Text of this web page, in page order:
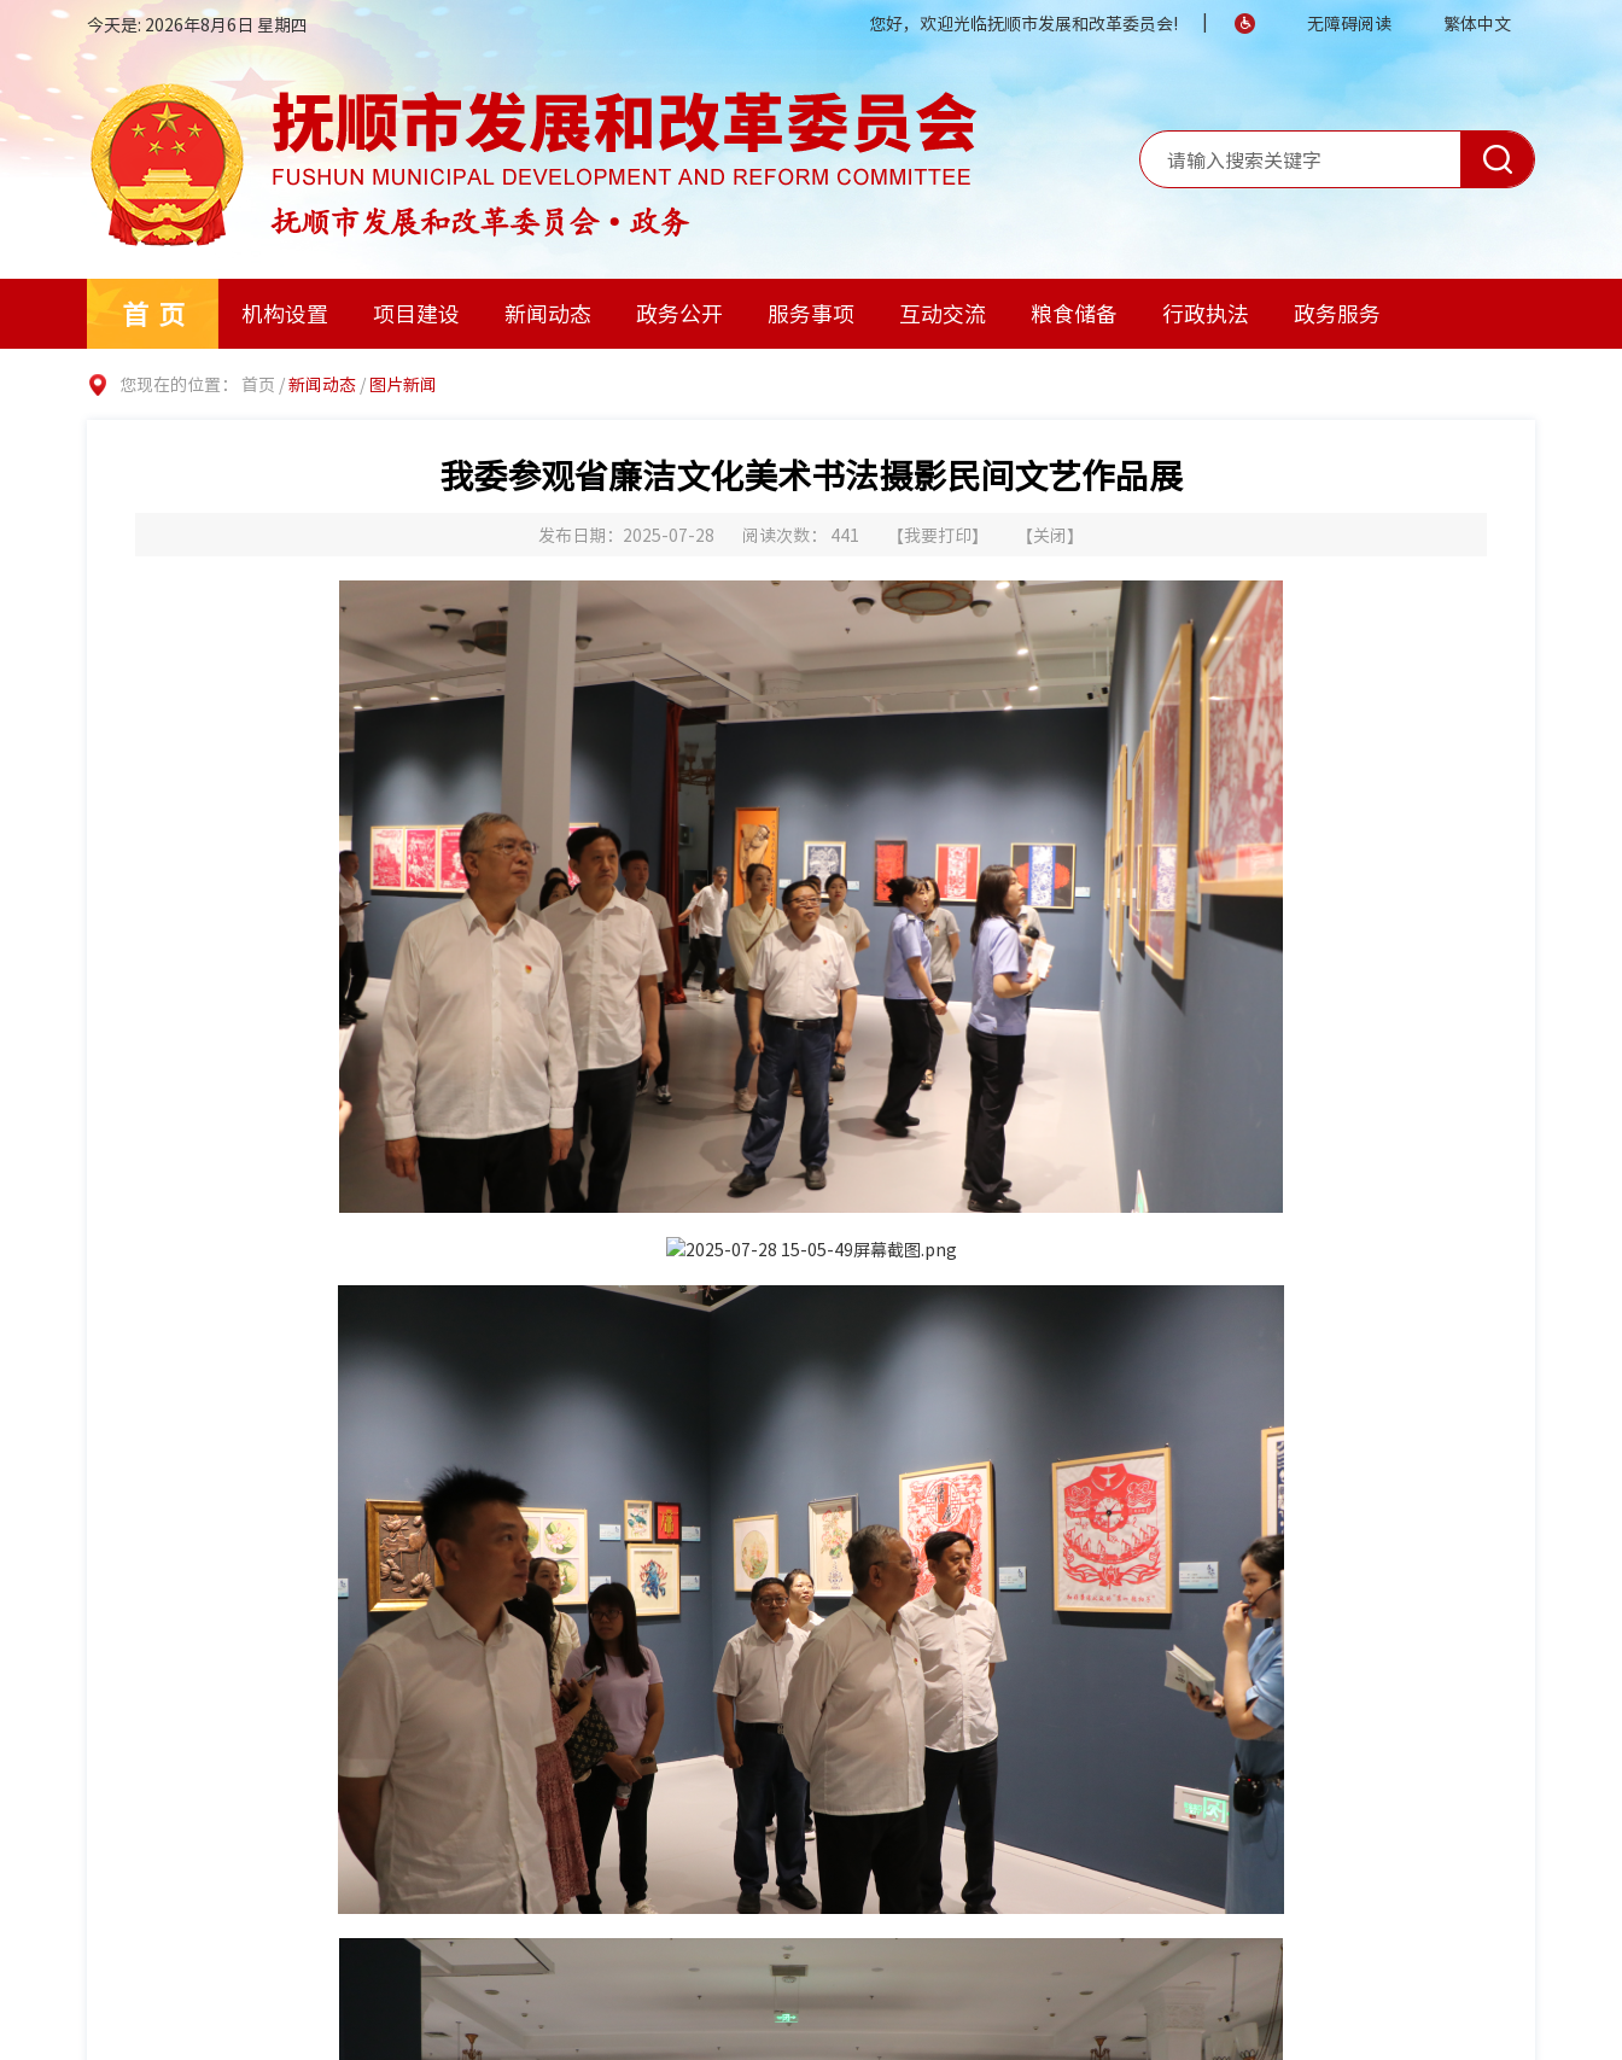
今天是: 2026年8月6日 星期四 您好，欢迎光临抚顺市发展和改革委员会! | 无障碍阅读 繁体中文
首页 机构设置 项目建设 新闻动态 政务公开 服务事项 互动交流 粮食储备 行政执法 政务服务
您现在的位置： 首页 /新闻动态 / 图片新闻
我委参观省廉洁文化美术书法摄影民间文艺作品展
发布日期：2025-07-28 阅读次数： 441 【我要打印】 【关闭】